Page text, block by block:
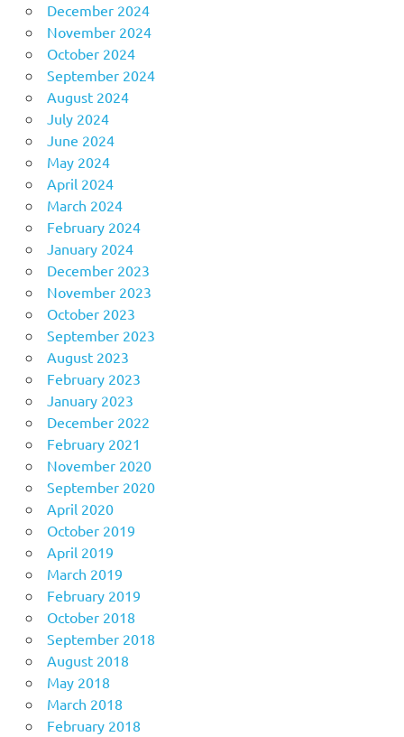
December 2024
November 2024
October 2024
September 2024
August 2024
July 2024
June 2024
May 2024
April 2024
March 2024
February 2024
January 2024
December 2023
November 2023
October 2023
September 2023
August 2023
February 2023
January 2023
December 2022
February 2021
November 2020
September 2020
April 2020
October 2019
April 2019
March 2019
February 2019
October 2018
September 2018
August 2018
May 2018
March 2018
February 2018